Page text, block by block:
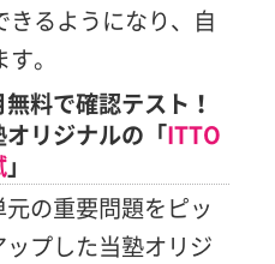
るようになり、自
。
料で確認テスト！
オリジナルの「ITTO
」
元の重要問題をピッ
ップした当塾オリジ